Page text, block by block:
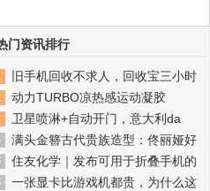
门资讯排行
旧手机回收不求人，回收宝三小时
动力TURBO凉热感运动凝胶
卫星喷淋+自动开门，意大利da
满头金簪古代贵族造型：佟丽娅好
住友化学｜发布可用于折叠手机的
一张显卡比游戏机都贵，为什么这